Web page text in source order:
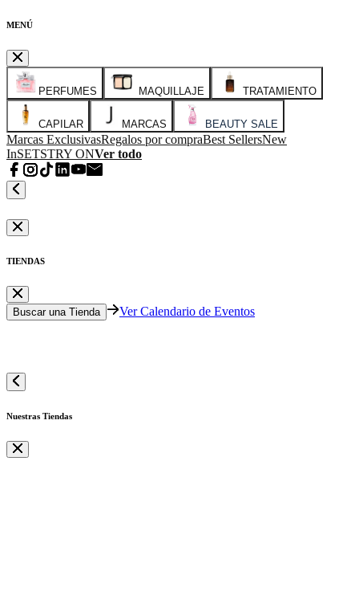
MENÚ
PERFUMES MAQUILLAJE TRATAMIENTO
CAPILAR MARCAS BEAUTY SALE
Marcas ExclusivasRegalos por compraBest SellersNew
InSETSTRY ONVer todo
TIENDAS
Buscar una Tienda Ver Calendario de Eventos
Nuestras Tiendas